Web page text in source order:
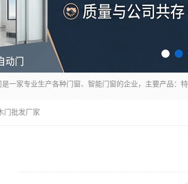
门批发厂家